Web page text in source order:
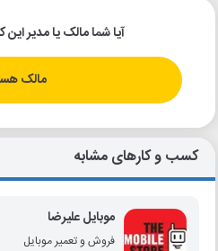
آیا شما مالک یا مدیر
مالک
کسب و کارهای مشابه
موبایل علیرضا
فروش و تعمیر موبایل